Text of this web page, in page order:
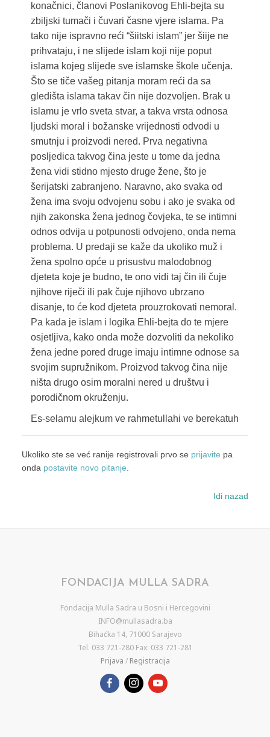
konačnici, članovi Poslanikovog Ehli-bejta su
zbiljski tumači i čuvari časne vjere islama. Pa
tako nije ispravno reći “šiitski islam” jer šiije ne
prihvataju, i ne slijede islam koji nije poput
islama kojeg slijede sve islamske škole učenja.
Što se tiče vašeg pitanja moram reći da sa
gledišta islama takav čin nije dozvoljen. Brak u
islamu je vrlo sveta stvar, a takva vrsta odnosa
ljudski moral i božanske vrijednosti odvodi u
smutnju i proizvodi nered. Prva negativna
posljedica takvog čina jeste u tome da jedna
žena vidi stidno mjesto druge žene, što je
šerijatski zabranjeno. Naravno, ako svaka od
žena ima svoju odvojenu sobu i ako je svaka od
njih zakonska žena jednog čovjeka, te se intimni
odnos odvija u potpunosti odvojeno, onda nema
problema. U predaji se kaže da ukoliko muž i
žena spolno opće u prisustvu malodobnog
djeteta koje je budno, te ono vidi taj čin ili čuje
njihove riječi ili pak čuje njihovo ubrzano
disanje, to će kod djeteta prouzrokovati nemoral.
Pa kada je islam i logika Ehli-bejta do te mjere
osjetljiva, kako onda može dozvoliti da nekoliko
žena jedne pored druge imaju intimne odnose sa
svojim supružnikom. Proizvod takvog čina nije
ništa drugo osim moralni nered u društvu i
porodičnom okruženju.
Es-selamu alejkum ve rahmetullahi ve berekatuh
Ukoliko ste se već ranije registrovali prvo se prijavite pa
onda postavite novo pitanje.
Idi nazad
FONDACIJA MULLA SADRA
Fondacija Mulla Sadra u Bosni i Hercegovini
INFO@mullasadra.ba
Bihaćka 14, 71000 Sarajevo
Tel. 033 721-280 Fax: 033 721-281
Prijava / Registracija